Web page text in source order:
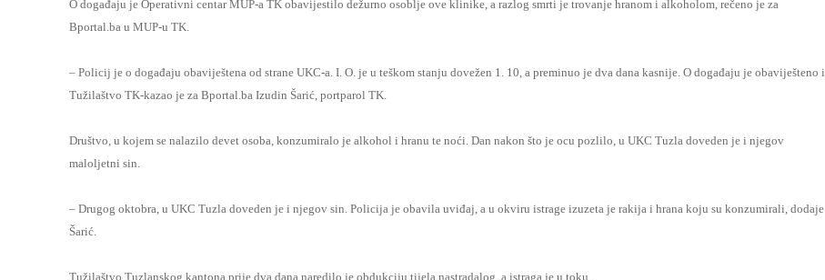
O događaju je Operativni centar MUP-a TK obavijestilo dežurno osoblje ove klinike, a razlog smrti je trovanje hranom i alkoholom, rečeno je za
Bportal.ba u MUP-u TK.
– Policij je o događaju obaviještena od strane UKC-a. I. O. je u teškom stanju dovežen 1. 10, a preminuo je dva dana kasnije. O događaju je obaviješteno i
Tužilaštvo TK-kazao je za Bportal.ba Izudin Šarić, portparol TK.
Društvo, u kojem se nalazilo devet osoba, konzumiralo je alkohol i hranu te noći. Dan nakon što je ocu pozlilo, u UKC Tuzla doveden je i njegov
maloljetni sin.
– Drugog oktobra, u UKC Tuzla doveden je i njegov sin. Policija je obavila uviđaj, a u okviru istrage izuzeta je rakija i hrana koju su konzumirali, dodaje
Šarić.
Tužilaštvo Tuzlanskog kantona prije dva dana naredilo je obdukciju tijela nastradalog, a istraga je u toku.